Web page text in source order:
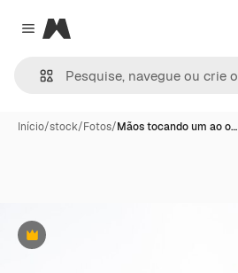
Close menu
Magnific
Início/stock/Fotos/Mãos tocando um ao o…
Premium